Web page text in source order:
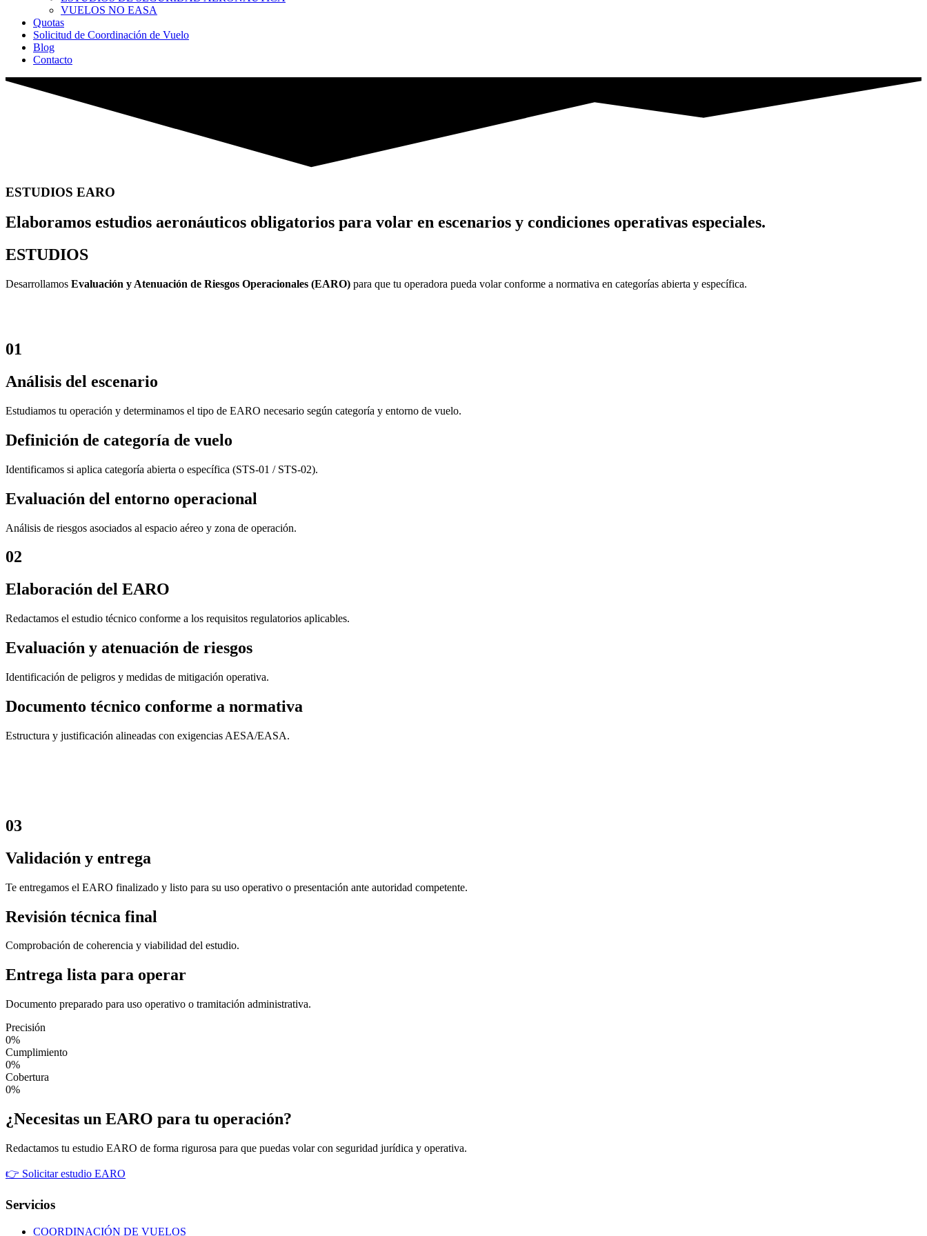
VUELOS NO EASA
Quotas
Solicitud de Coordinación de Vuelo
Blog
Contacto
ESTUDIOS EARO
Elaboramos estudios aeronáuticos obligatorios para volar en escenarios y condiciones operativas especiales.
ESTUDIOS
Desarrollamos Evaluación y Atenuación de Riesgos Operacionales (EARO) para que tu operadora pueda volar conforme a normativa en categorías abierta y específica.
01
Análisis del escenario
Estudiamos tu operación y determinamos el tipo de EARO necesario según categoría y entorno de vuelo.
Definición de categoría de vuelo
Identificamos si aplica categoría abierta o específica (STS-01 / STS-02).
Evaluación del entorno operacional
Análisis de riesgos asociados al espacio aéreo y zona de operación.
02
Elaboración del EARO
Redactamos el estudio técnico conforme a los requisitos regulatorios aplicables.
Evaluación y atenuación de riesgos
Identificación de peligros y medidas de mitigación operativa.
Documento técnico conforme a normativa
Estructura y justificación alineadas con exigencias AESA/EASA.
03
Validación y entrega
Te entregamos el EARO finalizado y listo para su uso operativo o presentación ante autoridad competente.
Revisión técnica final
Comprobación de coherencia y viabilidad del estudio.
Entrega lista para operar
Documento preparado para uso operativo o tramitación administrativa.
Precisión
0%
Cumplimiento
0%
Cobertura
0%
¿Necesitas un EARO para tu operación?
Redactamos tu estudio EARO de forma rigurosa para que puedas volar con seguridad jurídica y operativa.
👉 Solicitar estudio EARO
Servicios
COORDINACIÓN DE VUELOS